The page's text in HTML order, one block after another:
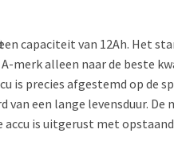
een capaciteit van 12Ah.
alleen naar de beste
is precies afgestemd op
van een lange levensduur.
accu is uitgerust met